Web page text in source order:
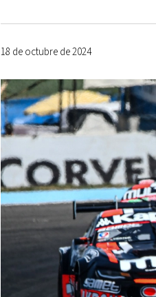
18 de octubre de 2024